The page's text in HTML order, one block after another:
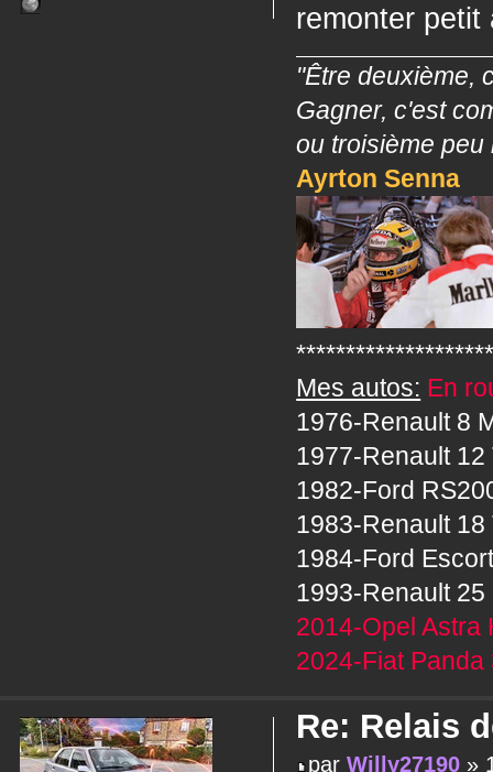
remonter
"Être deuxième,
Gagner, c'est
ou troisième
Ayrton Senna
Mes autos: En
1976-Renault 8
1977-Renault 12
1982-Ford
1983-Renault
1984-Ford
1993-Renault
2014-Opel Astra
2024-Fiat
Re: Relais
parWilly27190 »